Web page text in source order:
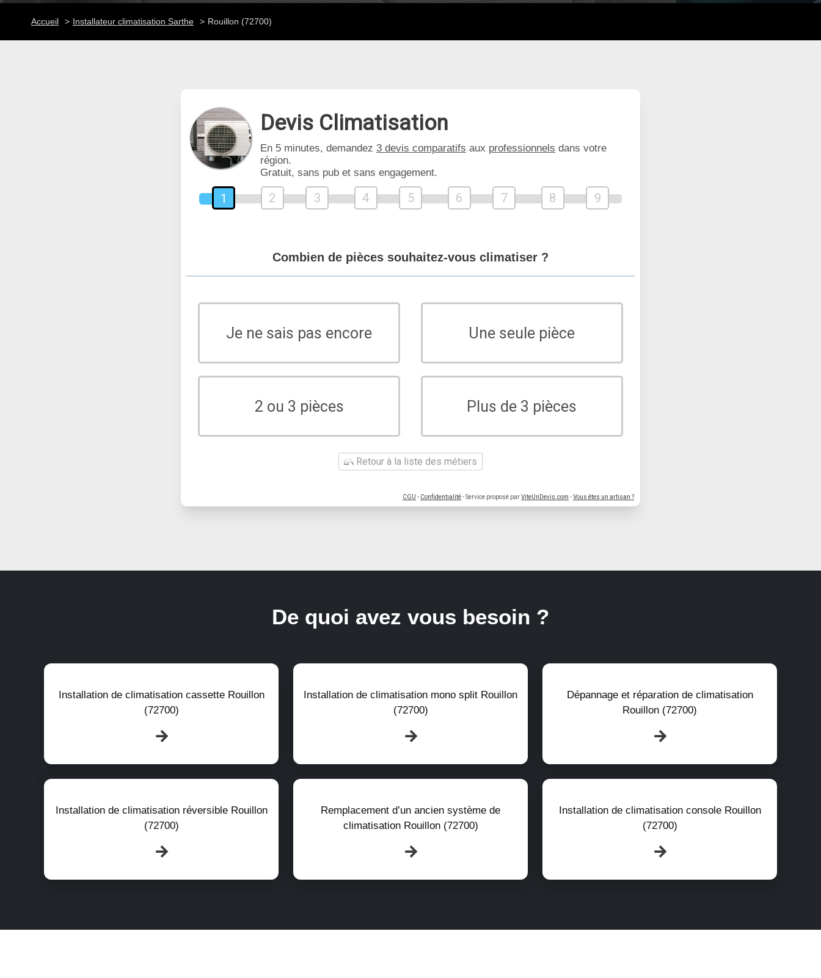
Accueil Installateur climatisation Sarthe Rouillon (72700)
Devis Climatisation
En 5 minutes, demandez 3 devis comparatifs aux professionnels dans votre
région.
Gratuit, sans pub et sans engagement.
1 2 3 4 5 6 7 8 9
Combien de pièces souhaitez-vous climatiser ?
Je ne sais pas encore Une seule pièce
2 ou 3 pièces Plus de 3 pièces
Retour à la liste des métiers
CGU - Confidentialité- Service proposé parViteUnDevis.com -Vous êtes un artisan ?
De quoi avez vous besoin ?
Installation de climatisation cassette Rouillon
(72700)
Installation de climatisation mono split Rouillon
(72700)
Dépannage et réparation de climatisation
Rouillon (72700)
Installation de climatisation réversible Rouillon
(72700)
Remplacement d’un ancien système de
climatisation Rouillon (72700)
Installation de climatisation console Rouillon
(72700)